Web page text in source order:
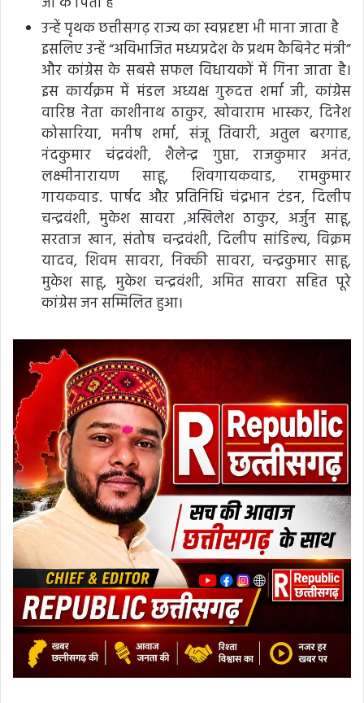
उन्हें पृथक छत्तीसगढ़ राज्य का स्वप्नदृष्टा भी माना जाता है
इसलिए उन्हें “अविभाजित मध्यप्रदेश के प्रथम कैबिनेट मंत्री”
और कांग्रेस के सबसे सफल विधायकों में गिना जाता है।
इस कार्यक्रम में मंडल अध्यक्ष गुरुदत्त शर्मा जी, कांग्रेस
वारिष्ठ नेता काशीनाथ ठाकुर, खोवाराम भास्कर, दिनेश
कोसारिया, मनीष शर्मा, संजू तिवारी, अतुल बरगाह,
नंदकुमार चंद्रवंशी, शैलेन्द्र गुप्ता, राजकुमार अनंत,
लक्ष्मीनारायण साहू, शिवगायकवाड, रामकुमार
गायकवाड. पार्षद औऱ प्रतिनिधि चंद्रभान टंडन, दिलीप
चन्द्रवंशी, मुकेश सावरा ,अखिलेश ठाकुर, अर्जुन साहू,
सरताज खान, संतोष चन्द्रवंशी, दिलीप सांडिल्य, विक्रम
यादव, शिवम सावरा, निक्की सावरा, चन्द्रकुमार साहू,
मुकेश साहू, मुकेश चन्द्रवंशी, अमित सावरा सहित पूरे
कांग्रेस जन सम्मिलित हुआ।